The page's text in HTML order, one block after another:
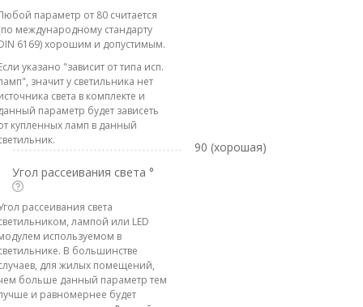
параметр от 80 считается
международному стандарту
6169) хорошим и допустимым.
указано "зависит от типа исп.
значит у светильника нет
света в комплекте и
параметр будет зависеть
купленных ламп в данный
90 (хорошая)
Угол рассеивания света °
рассеивания света
лампой или LED
используемом в
В большинстве
для жилых помещений,
больше данный параметр тем
и равномернее будет